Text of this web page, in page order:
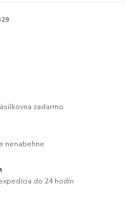
zadarmo
nenabehne
do 24 hodín